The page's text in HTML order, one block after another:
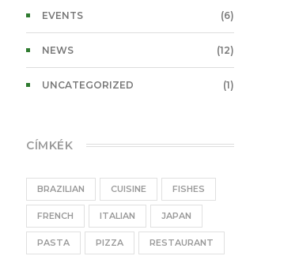
EVENTS (6)
NEWS (12)
UNCATEGORIZED (1)
CÍMKÉK
BRAZILIAN CUISINE FISHES
FRENCH ITALIAN JAPAN
PASTA PIZZA RESTAURANT